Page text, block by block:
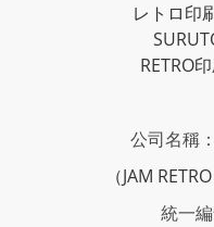
レトロ印
RETRO
公司名稱
（JAM
統一